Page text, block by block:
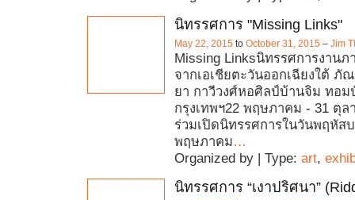
นิทรรศการ "Missing Links"
May 22, 2015 to October 31, 2015 – Jim
Missing Linksนิทรรศการงานภ
จากเอเชียตะวันออกเฉียงใต้ ภั
ยา กาวีวงศ์หอศิลป์บ้านจิม ทอม
กรุงเทพฯ22 พฤษภาคม - 31 ตุล
ร่วมเปิดนิทรรศการในวันพฤหัส
พฤษภาคม…
Organized by | Type: art,
นิทรรศการ “เงาปริศนา”